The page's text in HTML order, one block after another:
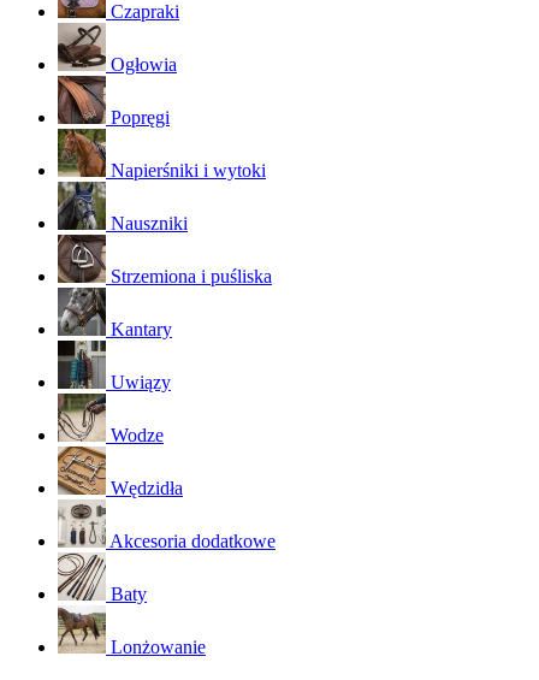
Czapraki
Ogłowia
Popręgi
Napierśniki i wytoki
Nauszniki
Strzemiona i puśliska
Kantary
Uwiązy
Wodze
Wędzidła
Akcesoria dodatkowe
Baty
Lonżowanie